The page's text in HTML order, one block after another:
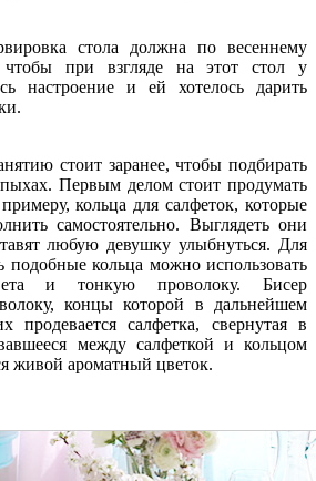
стола должна по весеннему
при взгляде на этот стол у
настроение и ей хотелось дарить
стоит заранее, чтобы подбирать
Первым делом стоит продумать
кольца для салфеток, которые
самостоятельно. Выглядеть они
любую девушку улыбнуться. Для
подобные кольца можно использовать
и тонкую проволоку. Бисер
концы которой в дальнейшем
продевается салфетка, свернутая в
между салфеткой и кольцом
живой ароматный цветок.